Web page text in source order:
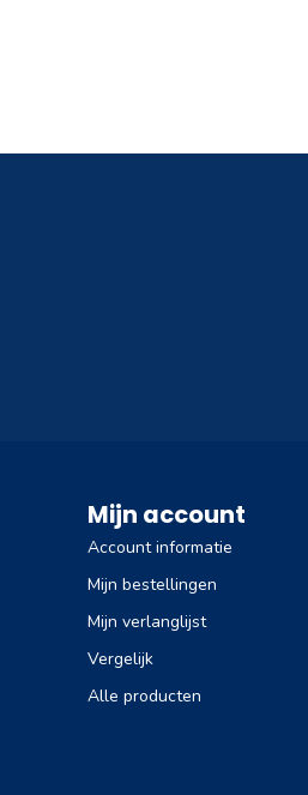
Mijn account
Account informatie
Mijn bestellingen
Mijn verlanglijst
Vergelijk
Alle producten